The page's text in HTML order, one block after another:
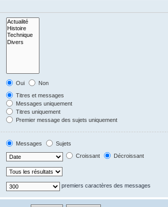
Oui
Non
Titres et messages
Messages uniquement
Titres uniquement
Premier message des sujets uniquement
Messages
Sujets
Croissant Décroissant
premiers caractères des messages